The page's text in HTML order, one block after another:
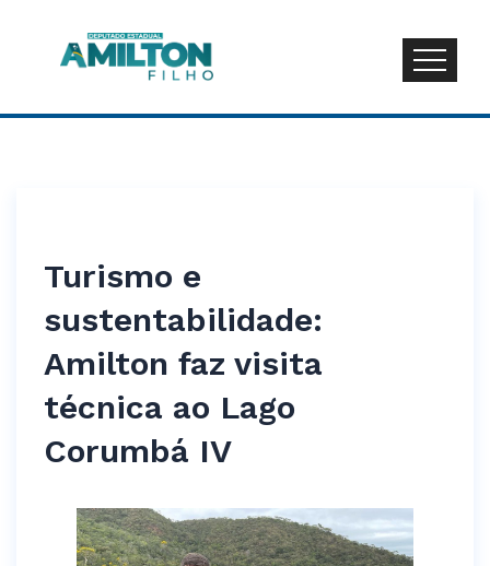
Turismo e
sustentabilidade:
Amilton faz visita
técnica ao Lago
Corumbá IV